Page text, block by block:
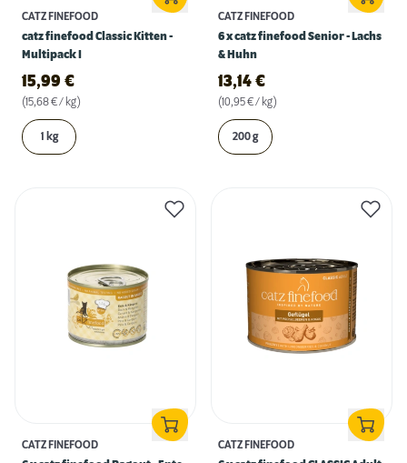
CATZ FINEFOOD
catz finefood Classic Kitten -
Multipack I
15,99 €
(15,68 € / kg)
1 kg
CATZ FINEFOOD
6 x catz finefood Senior - Lachs
& Huhn
13,14 €
(10,95 € / kg)
200 g
CATZ FINEFOOD
CATZ FINEFOOD